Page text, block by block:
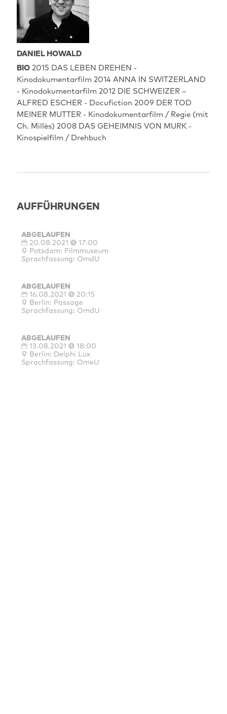
DANIEL HOWALD
BIO2015 DAS LEBEN DREHEN -
Kinodokumentarfilm 2014 ANNA IN SWITZERLAND
- Kinodokumentarfilm 2012 DIE SCHWEIZER –
ALFRED ESCHER - Docufiction 2009 DER TOD
MEINER MUTTER - Kinodokumentarfilm / Regie (mit
Ch. Millès) 2008 DAS GEHEIMNIS VON MURK -
Kinospielfilm / Drehbuch
AUFFÜHRUNGEN
ABGELAUFEN
20.08.2021
17:00
Potsdam: Filmmuseum
Sprachfassung: OmdU
ABGELAUFEN
16.08.2021
20:15
Berlin: Passage
Sprachfassung: OmdU
ABGELAUFEN
13.08.2021
18:00
Berlin: Delphi Lux
Sprachfassung: OmeU